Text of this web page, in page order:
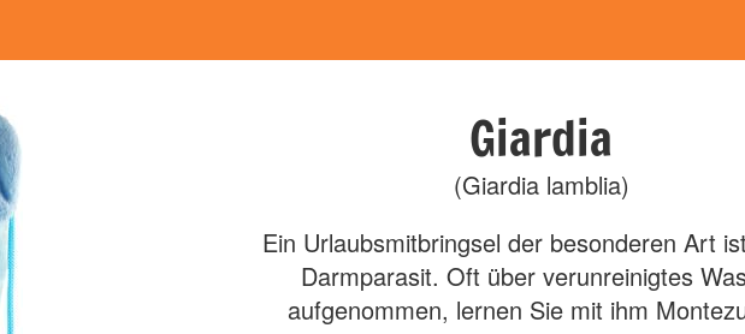
Giardia
(Giardia lamblia)
Ein Urlaubsmitbringsel der besonderen Art
Darmparasit. Oft über verunreinigtes
aufgenommen, lernen Sie mit ihm